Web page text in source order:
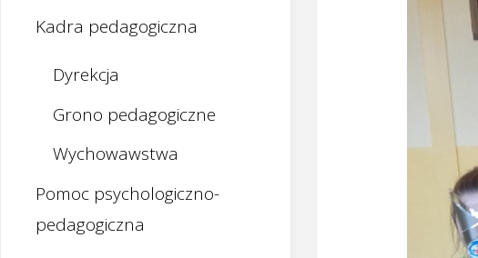
Kadra pedagogiczna
Dyrekcja
Grono pedagogiczne
Wychowawstwa
Pomoc psychologiczno-
pedagogiczna